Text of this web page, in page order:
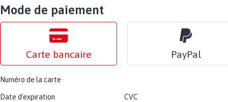
Mode de paiement
Carte bancaire PayPal
Numéro de la carte
Date d'expiration CVC